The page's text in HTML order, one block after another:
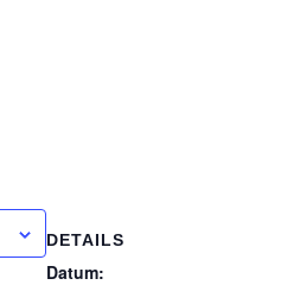
DETAILS
Datum: